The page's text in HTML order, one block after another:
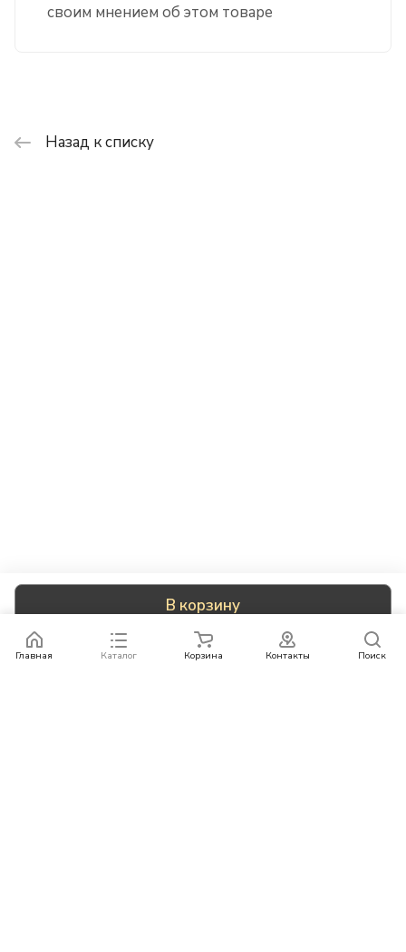
В корзину
своим мнением об этом товаре
Назад к списку
Главная Каталог Корзина Контакты Поиск